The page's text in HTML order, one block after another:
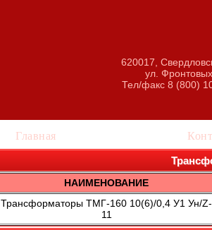
620017,
ул.
Тел/факс 8 (800)
Главная
НАИМЕНОВАНИЕ
Трансформаторы ТМГ-160 10(6)/0,4 У1 Ун/Z-
11